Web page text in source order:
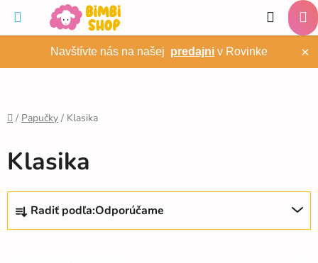
obsah
Navštívte nás na našej predajni v Rovinke ×
Hľadať
/ Papučky / Klasika
Klasika
R
d
Radiť podľa:Odporúčame